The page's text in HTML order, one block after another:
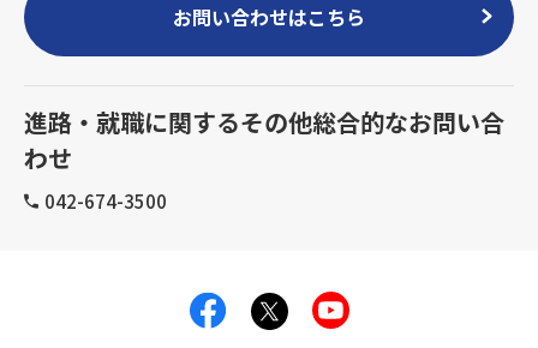
お問い合わせはこちら
進路・就職に関するその他総合的なお問い合
わせ
042-674-3500